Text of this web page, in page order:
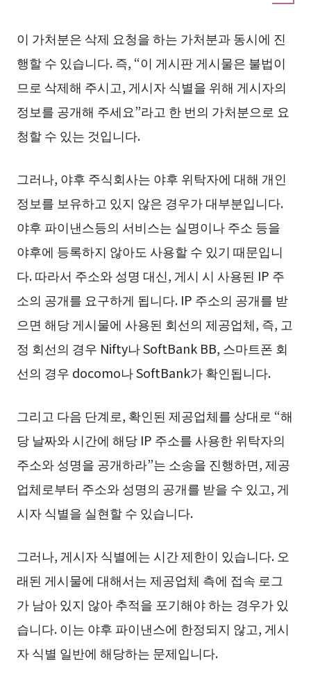
이 가처분은 삭제 요청을 하는 가처분과 동시에 진
행할 수 있습니다. 즉, “이 게시판 게시물은 불법이
므로 삭제해 주시고, 게시자 식별을 위해 게시자의
정보를 공개해 주세요”라고 한 번의 가처분으로 요
청할 수 있는 것입니다.
그러나, 야후 주식회사는 야후 위탁자에 대해 개인
정보를 보유하고 있지 않은 경우가 대부분입니다.
야후 파이낸스등의 서비스는 실명이나 주소 등을
야후에 등록하지 않아도 사용할 수 있기 때문입니
다. 따라서 주소와 성명 대신, 게시 시 사용된 IP 주
소의 공개를 요구하게 됩니다. IP 주소의 공개를 받
으면 해당 게시물에 사용된 회선의 제공업체, 즉, 고
정 회선의 경우 Nifty나 SoftBank BB, 스마트폰 회
선의 경우 docomo나 SoftBank가 확인됩니다.
그리고 다음 단계로, 확인된 제공업체를 상대로 “해
당 날짜와 시간에 해당 IP 주소를 사용한 위탁자의
주소와 성명을 공개하라”는 소송을 진행하면, 제공
업체로부터 주소와 성명의 공개를 받을 수 있고, 게
시자 식별을 실현할 수 있습니다.
그러나, 게시자 식별에는 시간 제한이 있습니다. 오
래된 게시물에 대해서는 제공업체 측에 접속 로그
가 남아 있지 않아 추적을 포기해야 하는 경우가 있
습니다. 이는 야후 파이낸스에 한정되지 않고, 게시
자 식별 일반에 해당하는 문제입니다.